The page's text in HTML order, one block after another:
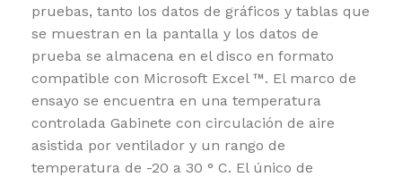
pruebas, tanto los datos de gráficos y tablas que
se muestran en la pantalla y los datos de
prueba se almacena en el disco en formato
compatible con Microsoft Excel ™. El marco de
ensayo se encuentra en una temperatura
controlada Gabinete con circulación de aire
asistida por ventilador y un rango de
temperatura de -20 a 30 ° C. El único de